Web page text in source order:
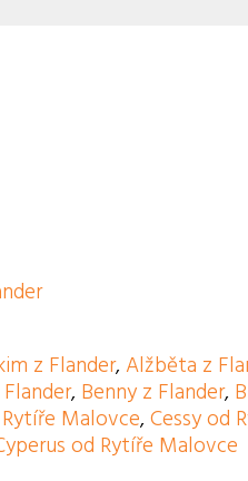
z Flander, Alžběta z
, Benny z Flander,
Malovce,Cessy od
od Rytíře Malovce